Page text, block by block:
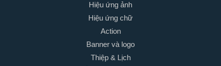
Hiệu ứng ảnh
Hiệu ứng chữ
Action
Banner và logo
Thiệp & Lịch